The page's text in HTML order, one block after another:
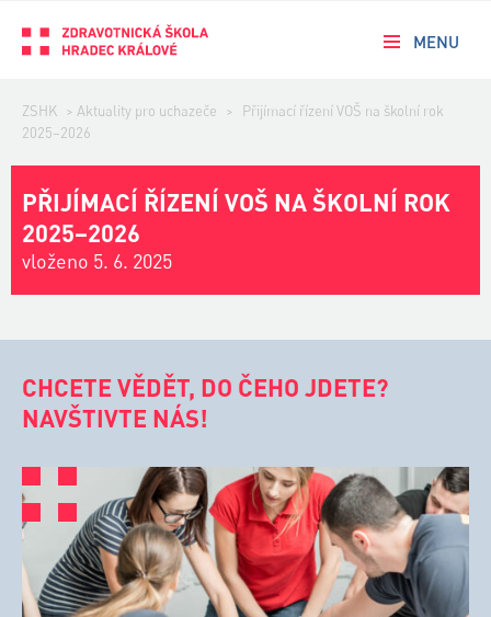
MENU
ZSHK > Aktuality pro uchazeče >
Přijímací řízení VOŠ na školní rok
2025–2026
PŘIJÍMACÍ ŘÍZENÍ VOŠ NA ŠKOLNÍ ROK
2025–2026
vloženo 5. 6. 2025
CHCETE VĚDĚT, DO ČEHO JDETE?
NAVŠTIVTE NÁS!